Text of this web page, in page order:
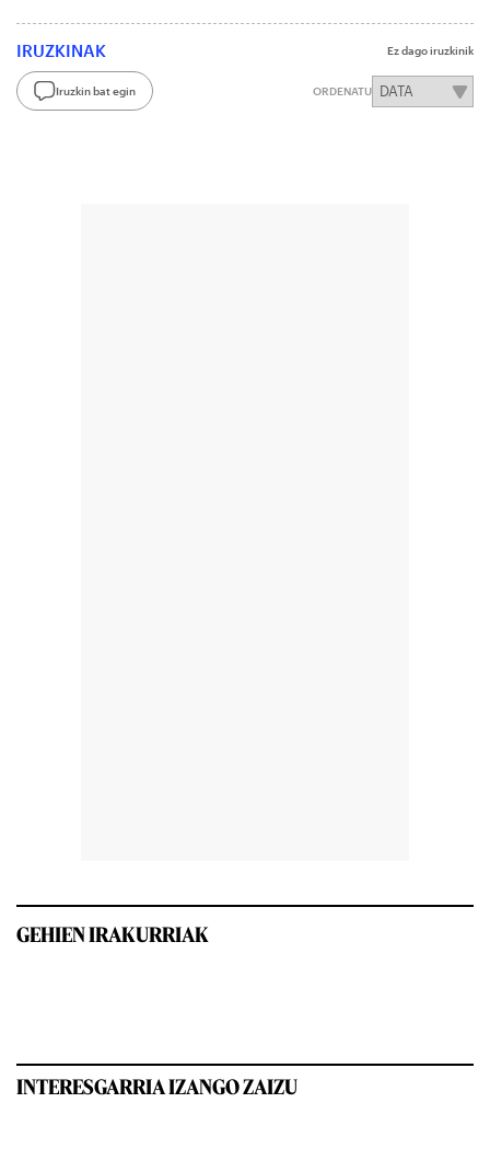
IRUZKINAK Ez dago iruzkinik
Iruzkin bat egin ORDENATU
GEHIEN IRAKURRIAK
INTERESGARRIA IZANGO ZAIZU